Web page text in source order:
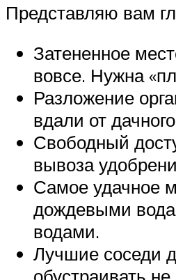
Представляю вам
Затененное
вовсе. Нужна
Разложение
вдали от
Свободный
вывоза
Самое удачное
дождевыми
водами.
Лучшие соседи
обустраивать не